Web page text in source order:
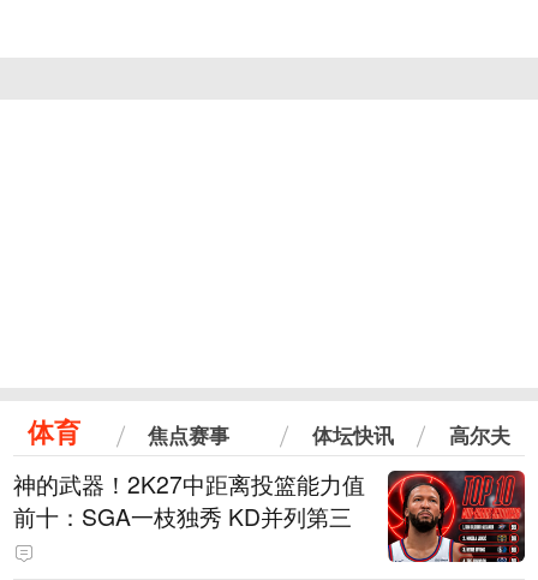
体育 焦点赛事 体坛快讯 高尔夫
神的武器！2K27中距离投篮能力值
前十：SGA一枝独秀 KD并列第三